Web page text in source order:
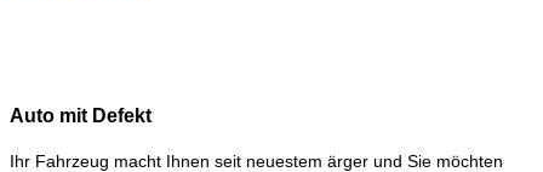
Auto mit Defekt
Ihr Fahrzeug macht Ihnen seit neuestem ärger und Sie möchten